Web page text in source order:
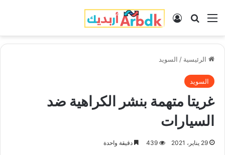
القائمة بحث عنتسجيل الدخول
الرئيسية / السويد
السويد
غريتا متهمة بنشر الكراهية ضد
السيارات
29 يناير، 2021 439 دقيقة واحدة